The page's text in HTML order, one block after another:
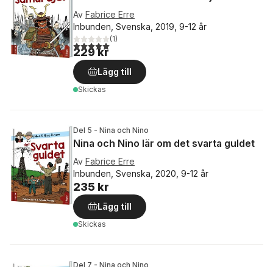
Av Fabrice Erre
Inbunden, Svenska, 2019, 9-12 år
5,0utav 5 stjärnor. Totalt antal röster:
(1)
229 kr
Lägg till
Skickas
Del 5 - Nina och Nino
Nina och Nino lär om det svarta guldet
Av Fabrice Erre
Inbunden, Svenska, 2020, 9-12 år
235 kr
Lägg till
Skickas
Del 7 - Nina och Nino